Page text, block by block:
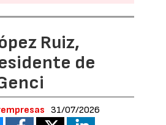
Ruiz,
de
31/07/2026